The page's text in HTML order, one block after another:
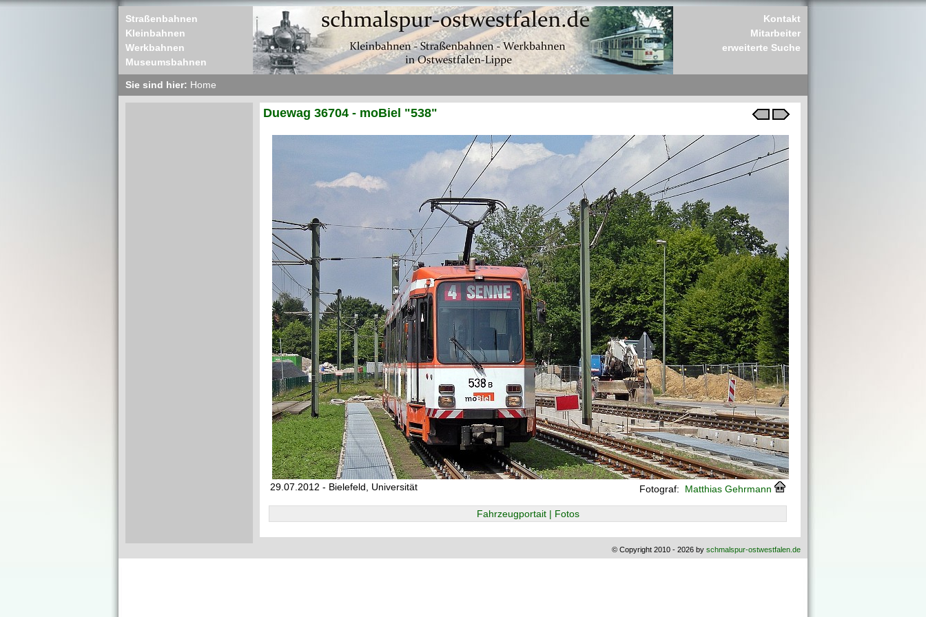
Straßenbahnen
Kleinbahnen
Werkbahnen
Museumsbahnen
Kontakt
Mitarbeiter
erweiterte Suche
Sie sind hier: Home
Duewag 36704 - moBiel "538"
29.07.2012 - Bielefeld, Universität Fotograf: Matthias Gehrmann
Fahrzeugportait | Fotos
© Copyright 2010 - 2026 by schmalspur-ostwestfalen.de